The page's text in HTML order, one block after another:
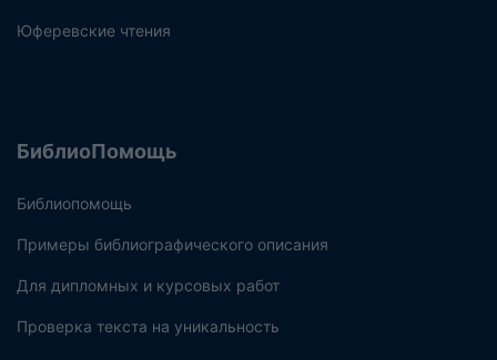
Юферевские чтения
БиблиоПомощь
Библиопомощь
Примеры библиографического описания
Для дипломных и курсовых работ
Проверка текста на уникальность